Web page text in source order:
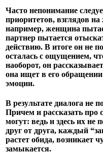
Часто непонимание
приоритетов, взглядов
например, женщина
партнер пытается
действию. В итоге он не
осталась с ощущением,
наоборот, он
она ищет в его
эмоции.
В результате диалога не
Причем и рассказать про
могут: ведь и здесь их не
друг от друга, каждый
растет обида, возникает
замыкается.